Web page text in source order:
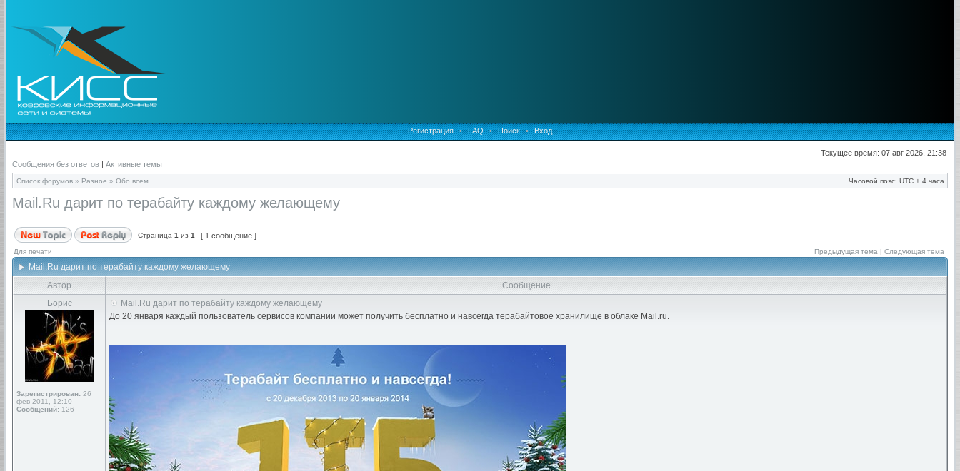
Регистрация • FAQ • Поиск • Вход
Текущее время: 07 авг 2026, 21:38
Сообщения без ответов | Активные темы
Список форумов » Разное » Обо всем Часовой пояс: UTC + 4 часа
Mail.Ru дарит по терабайту каждому желающему
Страница 1 из 1 [ 1 сообщение ]
Для печати Предыдущая тема | Следующая тема
Mail.Ru дарит по терабайту каждому желающему
Автор
Сообщение
Борис
Зарегистрирован: 26
фев 2011, 12:10
Сообщений: 126
Mail.Ru дарит по терабайту каждому желающему
До 20 января каждый пользователь сервисов компании может получить бесплатно и навсегда терабайтовое хранилище в облаке Mail.ru.